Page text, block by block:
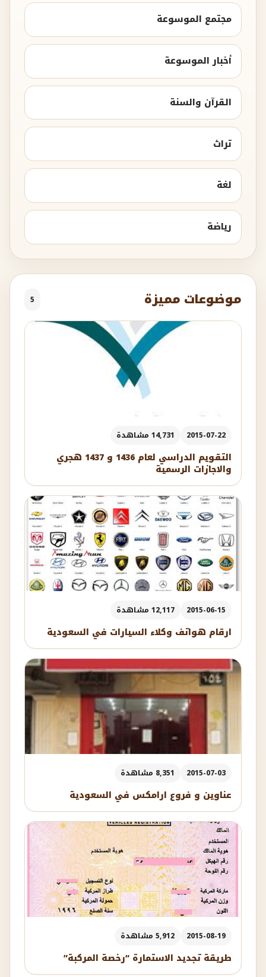
مجتمع الموسوعة
أخبار الموسوعة
القرآن والسنة
تراث
لغة
رياضة
موضوعات مميزة 5
2015-07-22 14,731 مشاهدة
التقويم الدراسي لعام 1436 و 1437 هجري
والاجازات الرسمية
2015-06-15 12,117 مشاهدة
ارقام هواتف وكلاء السيارات في السعودية
2015-07-03 8,351 مشاهدة
عناوين و فروع ارامكس في السعودية
2015-08-19 5,912 مشاهدة
طريقة تجديد الاستمارة “رخصة المركبة”